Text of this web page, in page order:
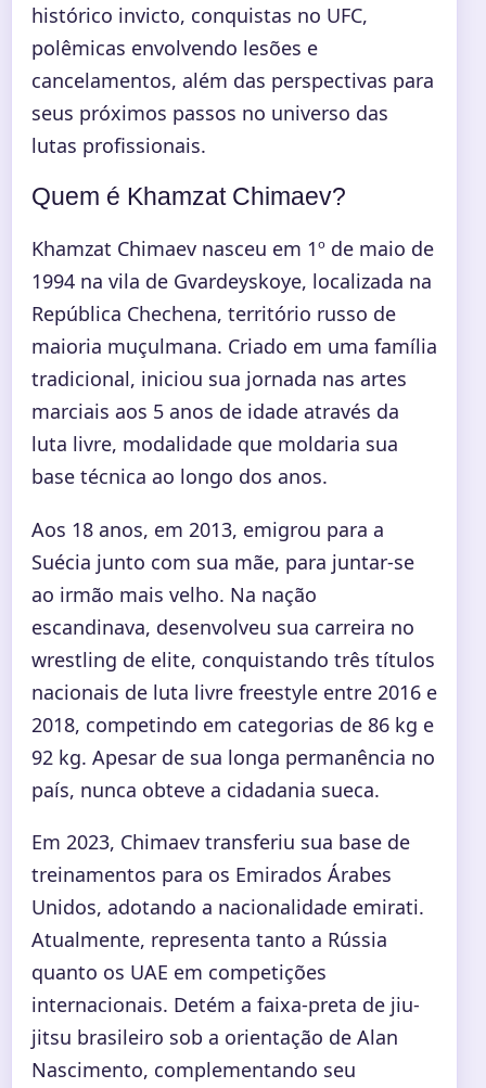
histórico invicto, conquistas no UFC,
polêmicas envolvendo lesões e
cancelamentos, além das perspectivas para
seus próximos passos no universo das
lutas profissionais.
Quem é Khamzat Chimaev?
Khamzat Chimaev nasceu em 1º de maio de
1994 na vila de Gvardeyskoye, localizada na
República Chechena, território russo de
maioria muçulmana. Criado em uma família
tradicional, iniciou sua jornada nas artes
marciais aos 5 anos de idade através da
luta livre, modalidade que moldaria sua
base técnica ao longo dos anos.
Aos 18 anos, em 2013, emigrou para a
Suécia junto com sua mãe, para juntar-se
ao irmão mais velho. Na nação
escandinava, desenvolveu sua carreira no
wrestling de elite, conquistando três títulos
nacionais de luta livre freestyle entre 2016 e
2018, competindo em categorias de 86 kg e
92 kg. Apesar de sua longa permanência no
país, nunca obteve a cidadania sueca.
Em 2023, Chimaev transferiu sua base de
treinamentos para os Emirados Árabes
Unidos, adotando a nacionalidade emirati.
Atualmente, representa tanto a Rússia
quanto os UAE em competições
internacionais. Detém a faixa-preta de jiu-
jitsu brasileiro sob a orientação de Alan
Nascimento, complementando seu